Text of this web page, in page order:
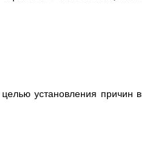
установления причин